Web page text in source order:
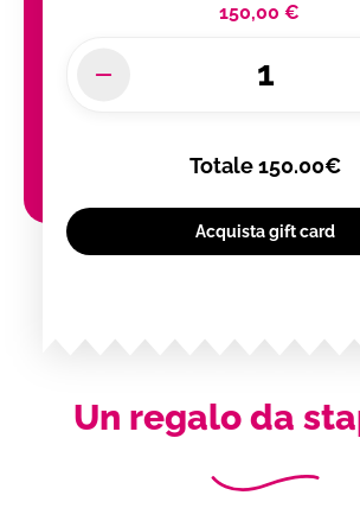
150,00 €
Totale150.00€
Acquista gift card
Un regalo da